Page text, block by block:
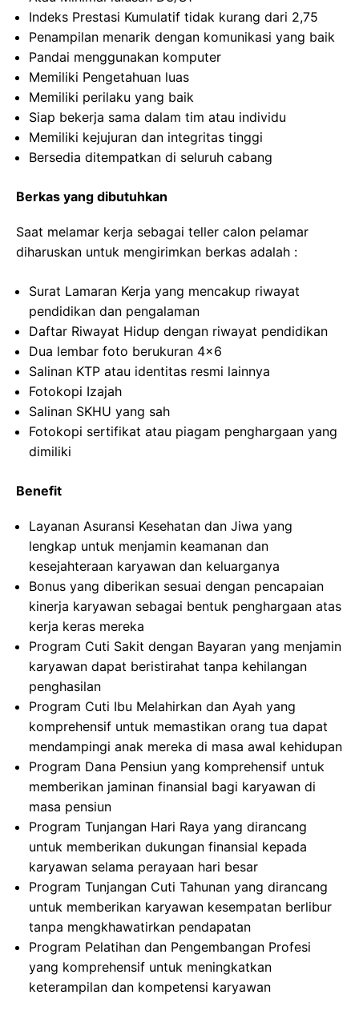
Indeks Prestasi Kumulatif tidak kurang dari 2,75
Penampilan menarik dengan komunikasi yang baik
Pandai menggunakan komputer
Memiliki Pengetahuan luas
Memiliki perilaku yang baik
Siap bekerja sama dalam tim atau individu
Memiliki kejujuran dan integritas tinggi
Bersedia ditempatkan di seluruh cabang
Berkas yang dibutuhkan
Saat melamar kerja sebagai teller calon pelamar
diharuskan untuk mengirimkan berkas adalah :
Surat Lamaran Kerja yang mencakup riwayat
pendidikan dan pengalaman
Daftar Riwayat Hidup dengan riwayat pendidikan
Dua lembar foto berukuran 4×6
Salinan KTP atau identitas resmi lainnya
Fotokopi Izajah
Salinan SKHU yang sah
Fotokopi sertifikat atau piagam penghargaan yang
dimiliki
Benefit
Layanan Asuransi Kesehatan dan Jiwa yang
lengkap untuk menjamin keamanan dan
kesejahteraan karyawan dan keluarganya
Bonus yang diberikan sesuai dengan pencapaian
kinerja karyawan sebagai bentuk penghargaan atas
kerja keras mereka
Program Cuti Sakit dengan Bayaran yang menjamin
karyawan dapat beristirahat tanpa kehilangan
penghasilan
Program Cuti Ibu Melahirkan dan Ayah yang
komprehensif untuk memastikan orang tua dapat
mendampingi anak mereka di masa awal kehidupan
Program Dana Pensiun yang komprehensif untuk
memberikan jaminan finansial bagi karyawan di
masa pensiun
Program Tunjangan Hari Raya yang dirancang
untuk memberikan dukungan finansial kepada
karyawan selama perayaan hari besar
Program Tunjangan Cuti Tahunan yang dirancang
untuk memberikan karyawan kesempatan berlibur
tanpa mengkhawatirkan pendapatan
Program Pelatihan dan Pengembangan Profesi
yang komprehensif untuk meningkatkan
keterampilan dan kompetensi karyawan